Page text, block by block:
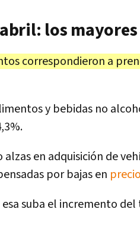
los
correspondieron a
y bebidas no
en adquisición de
por bajas en
suba el incremento